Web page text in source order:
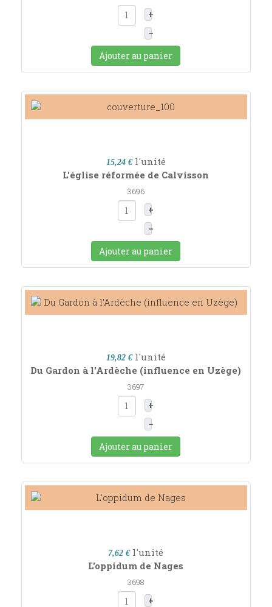
+
–
Ajouter au panier
15,24 € l'unité
L'église réformée de Calvisson
3696
+
–
Ajouter au panier
19,82 € l'unité
Du Gardon à l'Ardèche (influence en Uzège)
3697
+
–
Ajouter au panier
7,62 € l'unité
L'oppidum de Nages
3698
+